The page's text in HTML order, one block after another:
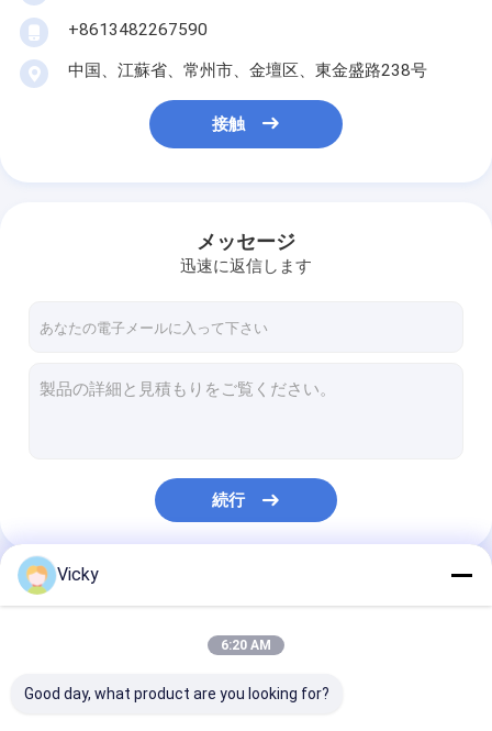
+8613482267590
中国、江蘇省、常州市、金壇区、東金盛路238号
接触
メッセージ
迅速に返信します
続行
私たちのカテゴリー
Vicky
6:20 AM
Good day, what product are you looking for?